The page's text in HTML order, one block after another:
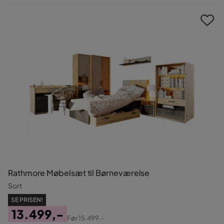
Rathmore Møbelsæt til Børneværelse
Sort
SE PRISEN!
13.499,-
Før15.499,-